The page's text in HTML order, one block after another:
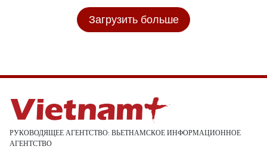
Загрузить больше
РУКОВОДЯЩЕЕ АГЕНТСТВО: ВЬЕТНАМСКОЕ ИНФОРМАЦИОННОЕ
АГЕНТСТВО